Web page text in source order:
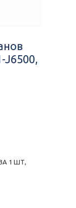
J6500,
1 ШТ,